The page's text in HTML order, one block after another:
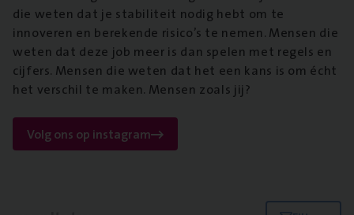
die weten dat je stabiliteit nodig hebt om te
innoveren en berekende risico’s te nemen. Mensen die
weten dat deze job meer is dan spelen met regels en
cijfers. Mensen die weten dat het een kans is om écht
het verschil te maken. Mensen zoals jij?
Volg ons op instagram